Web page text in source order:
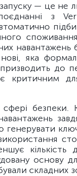
— це не
з
яка
до
критичним
безпеки.
кількість
основу
складних